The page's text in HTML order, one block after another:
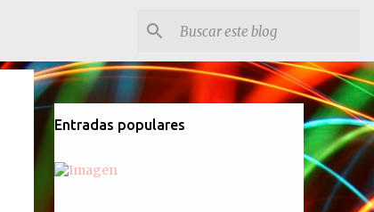
Entradas populares